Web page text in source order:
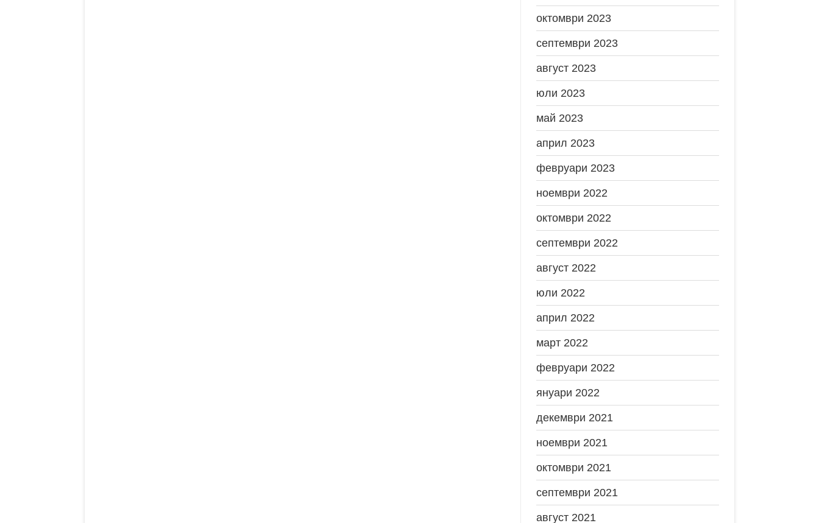
октомври 2023
септември 2023
август 2023
юли 2023
май 2023
април 2023
февруари 2023
ноември 2022
октомври 2022
септември 2022
август 2022
юли 2022
април 2022
март 2022
февруари 2022
януари 2022
декември 2021
ноември 2021
октомври 2021
септември 2021
август 2021